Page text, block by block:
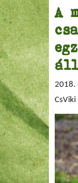
A
2018.
CsViki